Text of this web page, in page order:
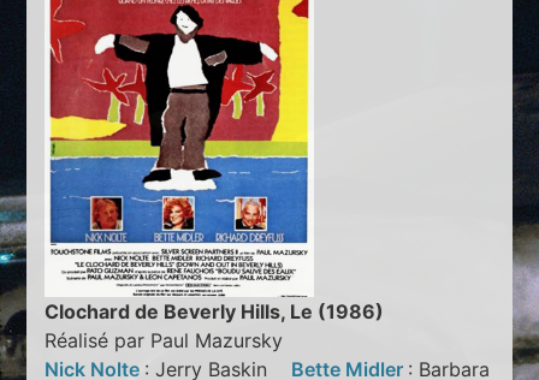
Clochard de Beverly Hills, Le (1986)
Réalisé par Paul Mazursky
Nick Nolte : Jerry Baskin Bette Midler : Barbara